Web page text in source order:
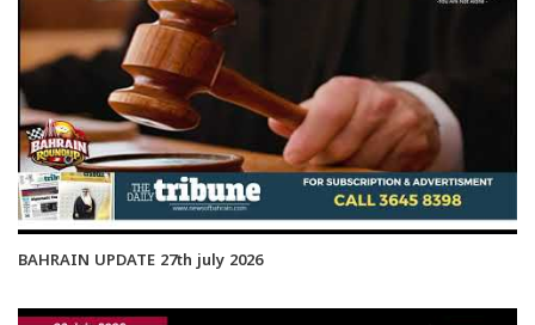
BAHRAIN UPDATE 27th july 2026